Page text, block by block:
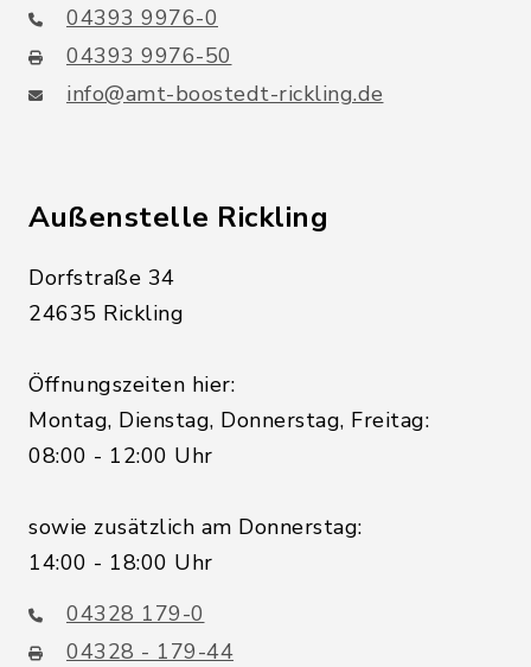
04393 9976-0
04393 9976-50
info@amt-boostedt-rickling.de
Außenstelle Rickling
Dorfstraße 34
24635 Rickling
Öffnungszeiten hier:
Montag, Dienstag, Donnerstag, Freitag:
08:00 - 12:00 Uhr
sowie zusätzlich am Donnerstag:
14:00 - 18:00 Uhr
04328 179-0
04328 - 179-44